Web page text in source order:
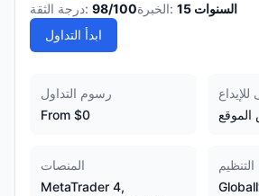
درجة الثقة: 98/100 الخبرة: 15 السنوات
ابدأ التداول
رسوم التداول
From $0
للإيداع
المنصات
MetaTrader 4,
التنظيم